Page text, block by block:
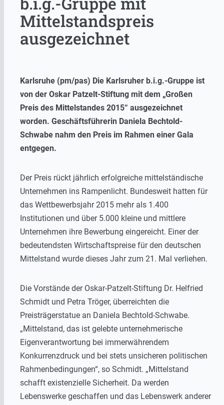
Mittelstandspreis
ausgezeichnet
Karlsruhe (pm/pas) Die Karlsruher b.i.g.-Gruppe ist
von der Oskar Patzelt-Stiftung mit dem „Großen
Preis des Mittelstandes 2015“ ausgezeichnet
worden. Geschäftsführerin Daniela Bechtold-
Schwabe nahm den Preis im Rahmen einer Gala
entgegen.
Der Preis rückt jährlich erfolgreiche mittelständische
Unternehmen ins Rampenlicht. Bundesweit hatten für
das Wettbewerbsjahr 2015 mehr als 1.400
Institutionen und über 5.000 kleine und mittlere
Unternehmen ihre Bewerbung eingereicht. Einer der
bedeutendsten Wirtschaftspreise für den deutschen
Mittelstand wurde dieses Jahr zum 21. Mal verliehen.
Die Vorstände der Oskar-Patzelt-Stiftung Dr. Helfried
Schmidt und Petra Tröger, überreichten die
Preisträgerstatue an Daniela Bechtold-Schwabe.
„Mittelstand, das ist gelebte unternehmerische
Eigenverantwortung bei immerwährendem
Konkurrenzdruck und bei stets unsicheren politischen
Rahmenbedingungen“, so Schmidt. „Mittelstand
schafft existenzielle Sicherheit. Da werden
Lebenswerke geschaffen und das Lebenswerk anderer